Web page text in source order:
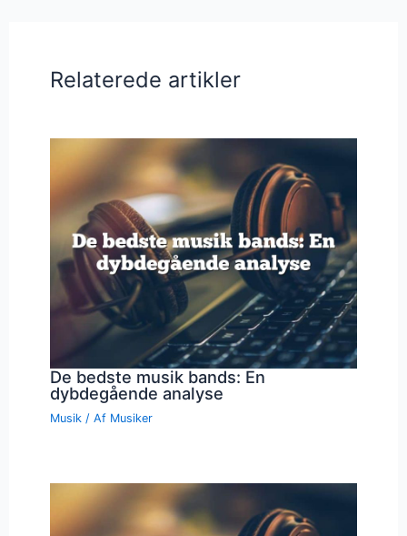
Relaterede artikler
De bedste musik bands: En
dybdegående analyse
Musik / Af Musiker